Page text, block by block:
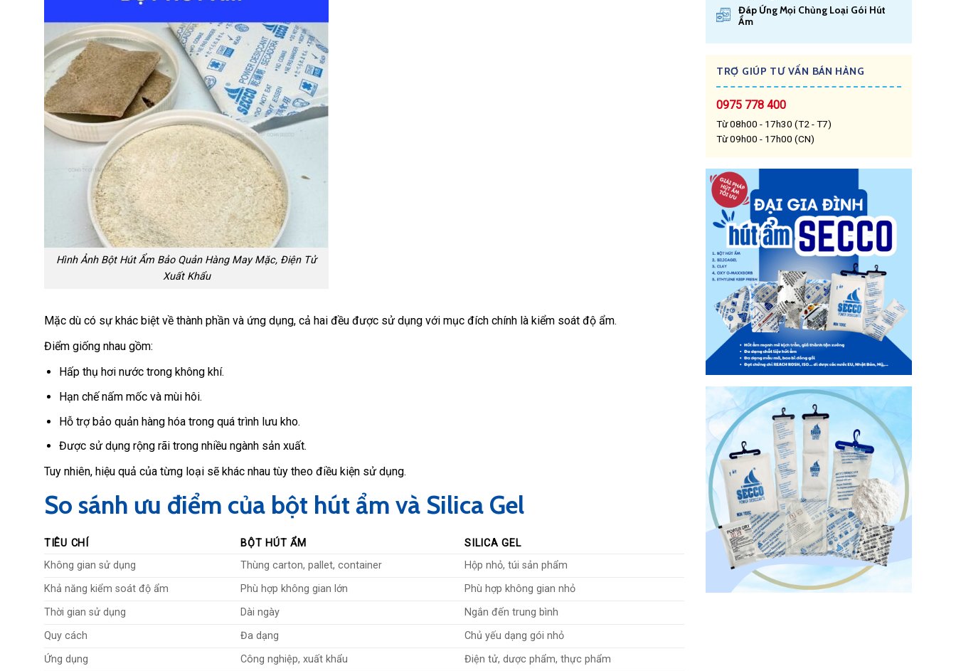
Hình Ảnh Bột Hút Ẩm Bảo Quản Hàng May Mặc, Điện Tử
Xuất Khẩu
Mặc dù có sự khác biệt về thành phần và ứng dụng, cả hai đều được sử dụng với mục đích chính là kiểm soát độ ẩm.
Điểm giống nhau gồm:
Hấp thụ hơi nước trong không khí.
Hạn chế nấm mốc và mùi hôi.
Hỗ trợ bảo quản hàng hóa trong quá trình lưu kho.
Được sử dụng rộng rãi trong nhiều ngành sản xuất.
Tuy nhiên, hiệu quả của từng loại sẽ khác nhau tùy theo điều kiện sử dụng.
So sánh ưu điểm của bột hút ẩm và Silica Gel
TIÊU CHÍ BỘT HÚT ẨM
SILICA GEL
Không gian sử dụng
Thùng carton, pallet, container
Hộp nhỏ, túi sản phẩm
Khả năng kiểm soát độ ẩm
Phù hợp không gian lớn
Phù hợp không gian nhỏ
Thời gian sử dụng
Dài ngày
Ngắn đến trung bình
Quy cách
Đa dạng
Chủ yếu dạng gói nhỏ
Ứng dụng
Công nghiệp, xuất khẩu Điện tử, dược phẩm, thực phẩm
Đáp Ứng Mọi Chủng Loại Gói Hút
Ẩm
TRỢ GIÚP TƯ VẤN BÁN HÀNG
0975 778 400
Từ 08h00 - 17h30 (T2 - T7)
Từ 09h00 - 17h00 (CN)